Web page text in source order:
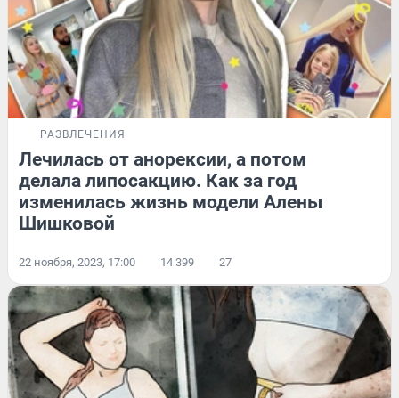
РАЗВЛЕЧЕНИЯ
Лечилась от анорексии, а потом
делала липосакцию. Как за год
изменилась жизнь модели Алены
Шишковой
22 ноября, 2023, 17:00 14 399 27